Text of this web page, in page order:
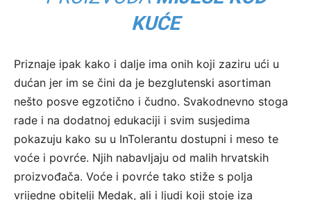
KUĆE
Priznaje ipak kako i dalje ima onih koji zaziru ući u
dućan jer im se čini da je bezglutenski asortiman
nešto posve egzotično i čudno. Svakodnevno stoga
rade i na dodatnoj edukaciji i svim susjedima
pokazuju kako su u InTolerantu dostupni i meso te
voće i povrće. Njih nabavljaju od malih hrvatskih
proizvođača. Voće i povrće tako stiže s polja
vrijedne obitelji Medak, ali i ljudi koji stoje iza